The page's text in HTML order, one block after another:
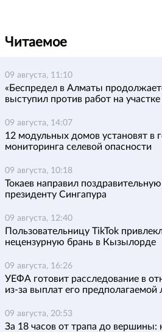
Читаемое
09 августа, 11:10
«Беспредел в Алматы
выступил против работ на
09 августа, 14:07
12 модульных домов установят в
мониторинга селевой опасности
09 августа, 10:18
Токаев направил
президенту Сингапура
09 августа, 12:40
Пользовательницу TikTok
нецензурную брань в Кызылорде
09 августа, 16:26
УЕФА готовит расследование в
из-за выплат его
09 августа, 20:53
За 18 часов от трапа до вершины: